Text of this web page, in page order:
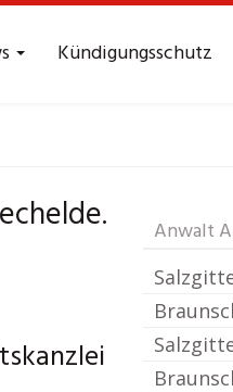
Kündigungsschutz
Vechelde
Anwalt